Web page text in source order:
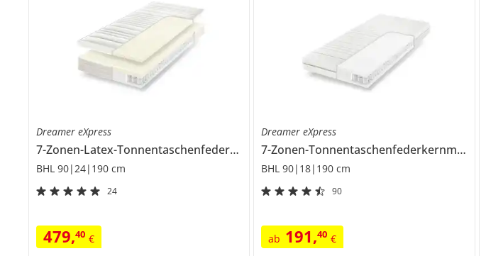
Dreamer eXpress
7-Zonen-Latex-Tonnentaschenfederkernmatraze Senso 3
BHL 90|24|190 cm
24
479,40 €
Dreamer eXpress
7-Zonen-Tonnentaschenfederkernmatratze
BHL 90|18|190 cm
90
ab 191,40 €